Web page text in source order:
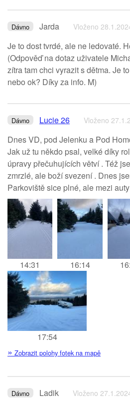
Dávno Jarda Vloženo
Je to dost tvrdé, ale ne ledovaté.
(Odpověď na dotaz uživatele
zítra tam chci vyrazit s dětma. Je
nebo ok? Díky za info. M)
Dávno Lucie 26 Vloženo
Dnes VD, pod Jelenku a Pod
Jak už tu někdo psal, velké díky
úpravy přečuhujících větví . Též
zmrzlé, ale boží svezení . Dnes
Parkoviště sice plné, ale mezi
14:31 16:14
17:54
» Zobrazit polohy fotek na mapě
Dávno Ladik Vloženo